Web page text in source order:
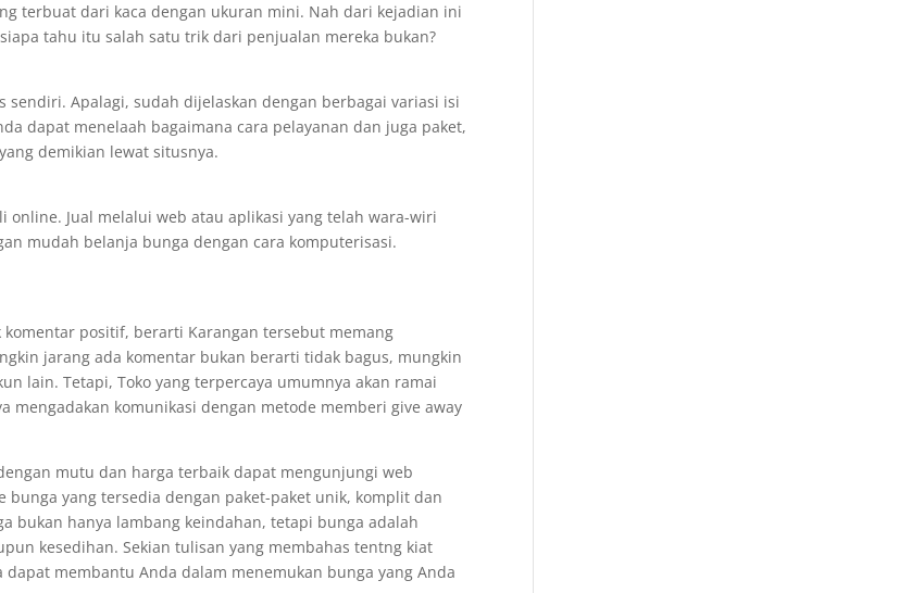
terbuat dari kaca dengan ukuran mini. Nah dari kejadian ini
tahu itu salah satu trik dari penjualan mereka bukan?
Apalagi, sudah dijelaskan dengan berbagai variasi isi
dapat menelaah bagaimana cara pelayanan dan juga paket,
demikian lewat situsnya.
Jual melalui web atau aplikasi yang telah wara-wiri
mudah belanja bunga dengan cara komputerisasi.
positif, berarti Karangan tersebut memang
jarang ada komentar bukan berarti tidak bagus, mungkin
lain. Tetapi, Toko yang terpercaya umumnya akan ramai
mengadakan komunikasi dengan metode memberi give away
mutu dan harga terbaik dapat mengunjungi web
bunga yang tersedia dengan paket-paket unik, komplit dan
bukan hanya lambang keindahan, tetapi bunga adalah
kesedihan. Sekian tulisan yang membahas tentng kiat
membantu Anda dalam menemukan bunga yang Anda